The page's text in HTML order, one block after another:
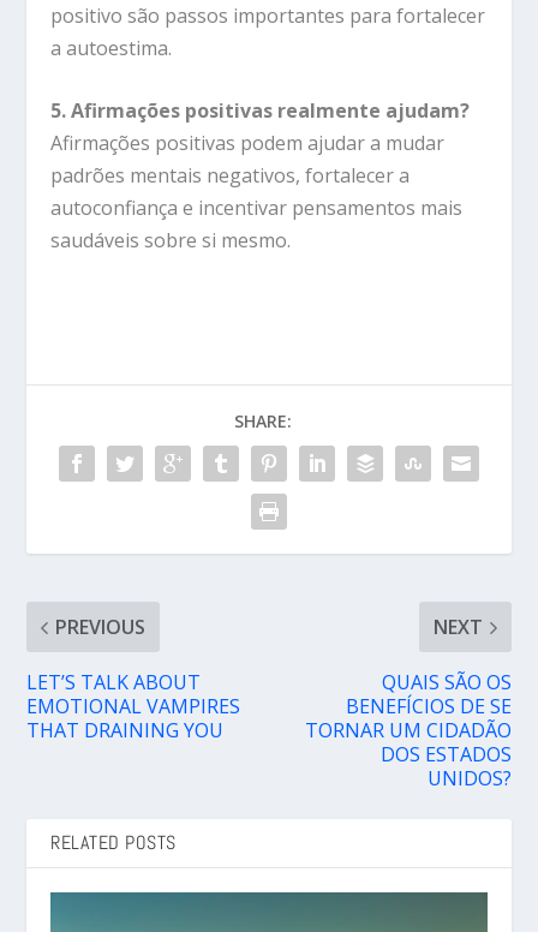
positivo são passos importantes para fortalecer
a autoestima.
5. Afirmações positivas realmente ajudam?
Afirmações positivas podem ajudar a mudar
padrões mentais negativos, fortalecer a
autoconfiança e incentivar pensamentos mais
saudáveis sobre si mesmo.
SHARE:
PREVIOUS
LET’S TALK ABOUT
EMOTIONAL VAMPIRES
THAT DRAINING YOU
NEXT
QUAIS SÃO OS
BENEFÍCIOS DE SE
TORNAR UM CIDADÃO
DOS ESTADOS
UNIDOS?
RELATED POSTS